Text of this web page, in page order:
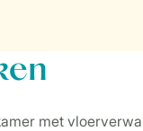
met